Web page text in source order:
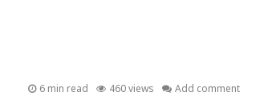
Add comment
460 views
6 min read